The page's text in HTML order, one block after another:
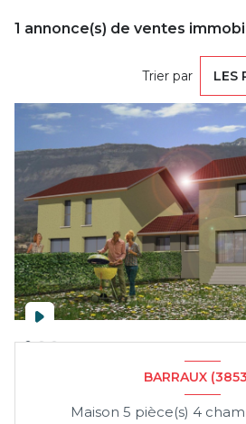
1 annonce(s) de ventes
Trier par LES
BARRAUX